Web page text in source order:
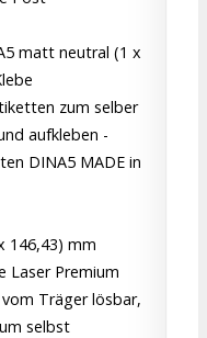
matt neutral (1 x
zum selber
aufkleben -
DINA5 MADE in
146,43) mm
Laser Premium
Träger lösbar,
selbst